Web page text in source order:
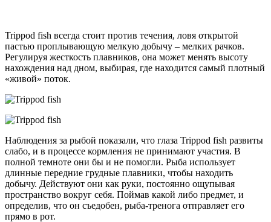
Trippod fish всегда стоит против течения, ловя открытой
пастью проплывающую мелкую добычу – мелких рачков.
Регулируя жесткость плавников, она может менять высоту
нахождения над дном, выбирая, где находится самый плотный
«живой» поток.
Наблюдения за рыбой показали, что глаза Trippod fish развиты
слабо, и в процессе кормления не принимают участия. В
полной темноте они бы и не помогли. Рыба использует
длинные передние грудные плавники, чтобы находить
добычу. Действуют они как руки, постоянно ощупывая
пространство вокруг себя. Поймав какой либо предмет, и
определив, что он съедобен, рыба-тренога отправляет его
прямо в рот.